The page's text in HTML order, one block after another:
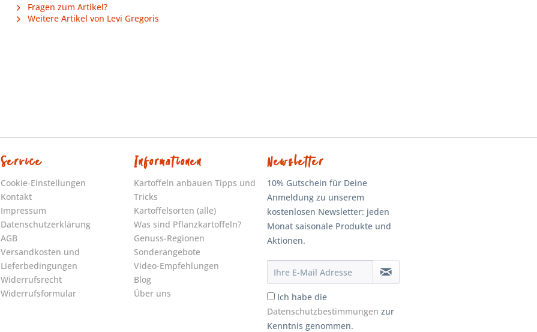
Fragen zum Artikel?
Weitere Artikel von Levi Gregoris
Service
Cookie-Einstellungen
Kontakt
Impressum
Datenschutzerklärung
AGB
Versandkosten und
Lieferbedingungen
Widerrufsrecht
Widerrufsformular
Informationen
Kartoffeln anbauen Tipps und
Tricks
Kartoffelsorten (alle)
Was sind Pflanzkartoffeln?
Genuss-Regionen
Sonderangebote
Video-Empfehlungen
Blog
Über uns
Newsletter
10% Gutschein für Deine
Anmeldung zu unserem
kostenlosen Newsletter: jeden
Monat saisonale Produkte und
Aktionen.
Ich habe die
Datenschutzbestimmungen zur
Kenntnis genommen.